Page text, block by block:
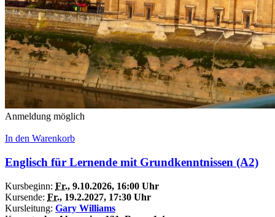
Anmeldung möglich
In den Warenkorb
Englisch für Lernende mit Grundkenntnissen (A2)
Kursbeginn: Fr., 9.10.2026, 16:00 Uhr
Kursende: Fr., 19.2.2027, 17:30 Uhr
Kursleitung: Gary Williams